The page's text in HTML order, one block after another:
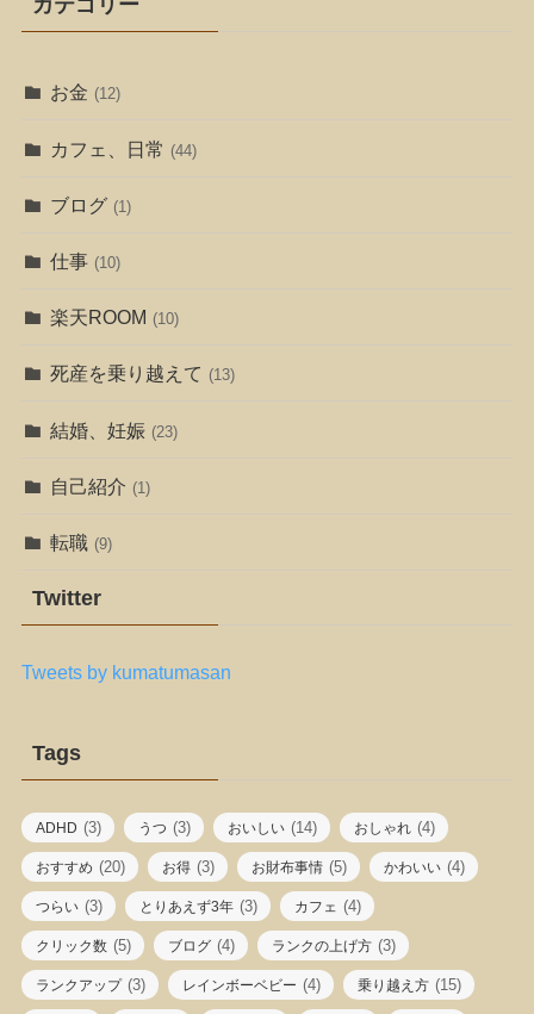
カテゴリー
お金 (12)
カフェ、日常 (44)
ブログ (1)
仕事 (10)
楽天ROOM (10)
死産を乗り越えて (13)
結婚、妊娠 (23)
自己紹介 (1)
転職 (9)
Twitter
Tweets by kumatumasan
Tags
ADHD (3) うつ (3) おいしい (14) おしゃれ (4)
おすすめ (20) お得 (3) お財布事情 (5) かわいい (4)
つらい (3) とりあえず3年 (3) カフェ (4)
クリック数 (5) ブログ (4) ランクの上げ方 (3)
ランクアップ(3) レインボーベビー (4) 乗り越え方 (15)